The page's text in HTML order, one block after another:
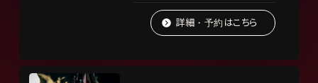
詳細・予約はこちら